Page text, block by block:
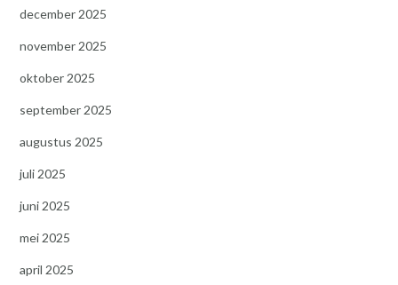
december 2025
november 2025
oktober 2025
september 2025
augustus 2025
juli 2025
juni 2025
mei 2025
april 2025